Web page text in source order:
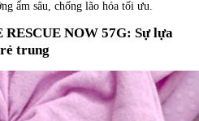
ẩm sâu, chống lão hóa tối ưu.
NOW 57G: Sự lựa
trung